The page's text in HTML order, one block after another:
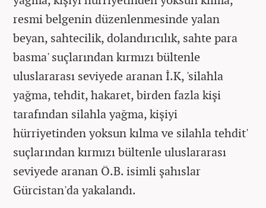
resmi belgenin düzenlenmesinde yalan
beyan, sahtecilik, dolandırıcılık, sahte para
basma' suçlarından kırmızı bültenle
uluslararası seviyede aranan İ.K, 'silahla
yağma, tehdit, hakaret, birden fazla kişi
tarafından silahla yağma, kişiyi
hürriyetinden yoksun kılma ve silahla tehdit'
suçlarından kırmızı bültenle uluslararası
seviyede aranan Ö.B. isimli şahıslar
Gürcistan'da yakalandı.